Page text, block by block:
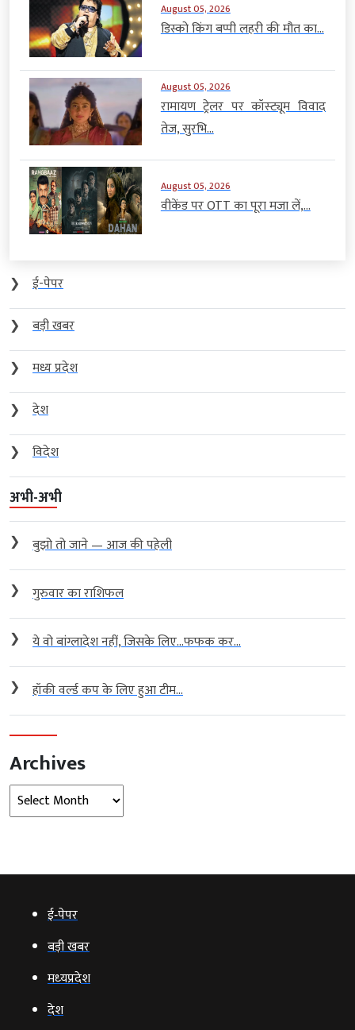
August 05, 2026
डिस्को किंग बप्पी लहरी की मौत का...
August 05, 2026
रामायण ट्रेलर पर कॉस्ट्यूम विवाद
तेज, सुरभि...
August 05, 2026
वीकेंड पर OTT का पूरा मजा लें,...
❯
ई-पेपर
❯
बड़ी खबर
❯
मध्य प्रदेश
❯
देश
❯
विदेश
अभी-अभी
❯ बुझो तो जाने — आज की पहेली
❯ गुरुवार का राशिफल
❯ ये वो बांग्लादेश नहीं, जिसके लिए…फफक कर...
❯ हॉकी वर्ल्ड कप के लिए हुआ टीम...
Archives
Archives
ई‑पेपर
बड़ी खबर
मध्‍यप्रदेश
देश